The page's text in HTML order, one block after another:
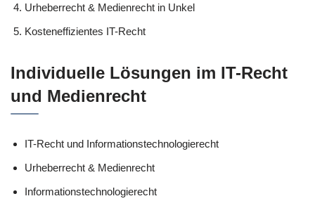
Urheberrecht & Medienrecht in Unkel
Kosteneffizientes IT-Recht
Individuelle Lösungen im IT-Recht
und Medienrecht
IT-Recht und Informationstechnologierecht
Urheberrecht & Medienrecht
Informationstechnologierecht